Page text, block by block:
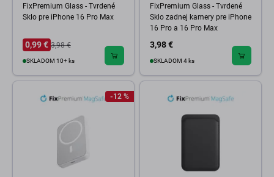
FixPremium Glass - Tvrdené
Sklo pre iPhone 16 Pro Max
0,99 € 3,98 €
SKLADOM 10+ ks
FixPremium Glass - Tvrdené
Sklo zadnej kamery pre iPhone
16 Pro a 16 Pro Max
3,98 €
SKLADOM 4 ks
-12 %